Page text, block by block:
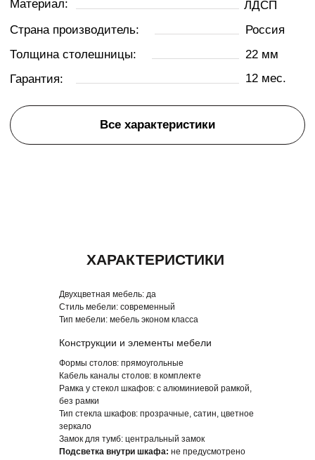
Формы столов: прямоугольные
Кабель каналы столов: в комплекте
Рамка у стекол шкафов: с алюминиевой рамкой,
без рамки
Тип стекла шкафов: прозрачные, сатин, цветное
зеркало
Замок для тумб: центральный замок
Подсветка внутри шкафа: не предусмотрено
Конструкции и элементы мебели
Двухцветная мебель: да
Стиль мебели: современный
Тип мебели: мебель эконом класса
ПОХОЖИЕ СЕРИИ МЕБЕЛИ